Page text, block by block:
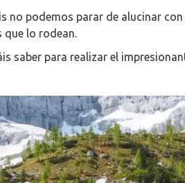
no podemos parar de alucinar
que lo rodean.
saber para realizar el